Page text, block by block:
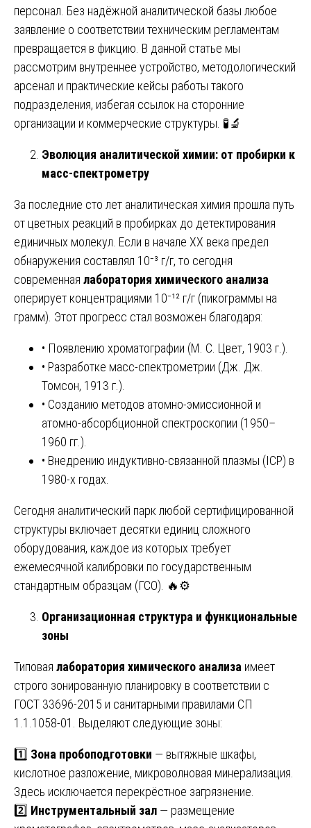
персонал. Без надёжной аналитической базы любое
заявление о соответствии техническим регламентам
превращается в фикцию. В данной статье мы
рассмотрим внутреннее устройство, методологический
арсенал и практические кейсы работы такого
подразделения, избегая ссылок на сторонние
организации и коммерческие структуры. 🧪🔬
Эволюция аналитической химии: от пробирки к
масс-спектрометру
За последние сто лет аналитическая химия прошла путь
от цветных реакций в пробирках до детектирования
единичных молекул. Если в начале XX века предел
обнаружения составлял 10⁻³ г/г, то сегодня
современная лаборатория химического анализа
оперирует концентрациями 10⁻¹² г/г (пикограммы на
грамм). Этот прогресс стал возможен благодаря:
• Появлению хроматографии (М. С. Цвет, 1903 г.).
• Разработке масс-спектрометрии (Дж. Дж.
Томсон, 1913 г.).
• Созданию методов атомно-эмиссионной и
атомно-абсорбционной спектроскопии (1950–
1960 гг.).
• Внедрению индуктивно-связанной плазмы (ICP) в
1980-х годах.
Сегодня аналитический парк любой сертифицированной
структуры включает десятки единиц сложного
оборудования, каждое из которых требует
ежемесячной калибровки по государственным
стандартным образцам (ГСО). 🔥⚙️
Организационная структура и функциональные
зоны
Типовая лаборатория химического анализа имеет
строго зонированную планировку в соответствии с
ГОСТ 33696-2015 и санитарными правилами СП
1.1.1058-01. Выделяют следующие зоны:
1️⃣ Зона пробоподготовки — вытяжные шкафы,
кислотное разложение, микроволновая минерализация.
Здесь исключается перекрёстное загрязнение.
2️⃣ Инструментальный зал — размещение